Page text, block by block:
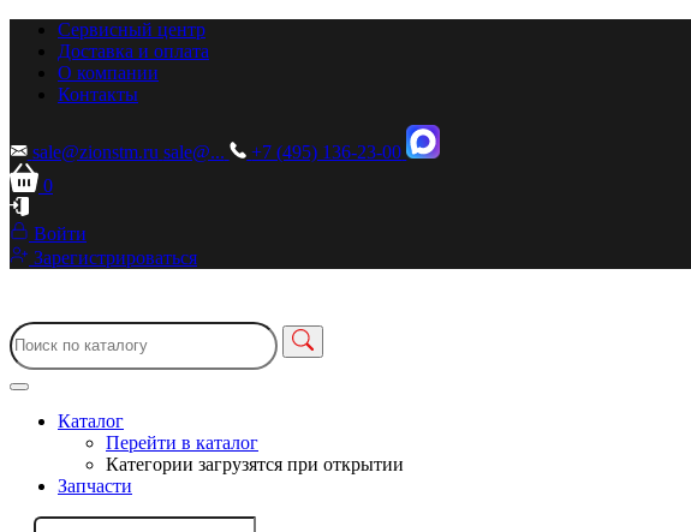
Сервисный центр
Доставка и оплата
О компании
Контакты
sale@zionstm.ru sale@...
+7 (495) 136-23-00
0
Войти
Зарегистрироваться
Каталог
Перейти в каталог
Категории загрузятся при открытии
Запчасти